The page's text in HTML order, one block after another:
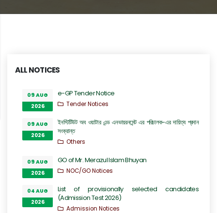
ALL NOTICES
09 AUG
2026
e-GP Tender Notice
Tender Notices
09 AUG
2026
ইনস্টিটিউট অব ওয়াটার এন্ড এনভায়রনমেন্ট এর পরিচালক-এর দায়িত্ব প্রদান
সংক্রান্ত
Others
09 AUG
2026
GO of Mr. Merazul Islam Bhuyan
NOC/GO Notices
04 AUG
2026
List of provisionally selected candidates
(Admission Test 2026)
Admission Notices